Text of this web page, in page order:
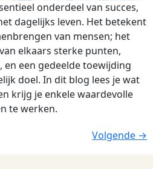
onderdeel van succes,
dagelijks leven. Het betekent
van mensen; het
elkaars sterke punten,
een gedeelde toewijding
doel. In dit blog lees je wat
krijg je enkele waardevolle
te werken.
Volgende →